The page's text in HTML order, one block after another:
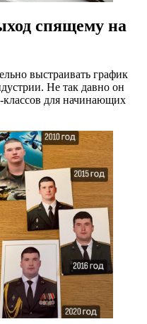
спящему на
выстраивать график
Не так давно он
классов для начинающих